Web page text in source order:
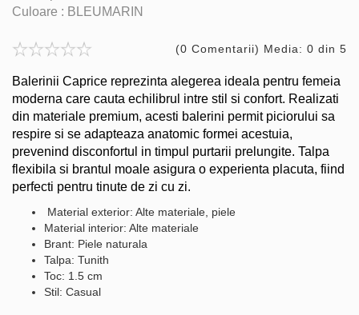
Culoare : BLEUMARIN
(0 Comentarii) Media: 0 din 5
Balerinii Caprice reprezinta alegerea ideala pentru femeia
moderna care cauta echilibrul intre stil si confort. Realizati
din materiale premium, acesti balerini permit piciorului sa
respire si se adapteaza anatomic formei acestuia,
prevenind disconfortul in timpul purtarii prelungite. Talpa
flexibila si brantul moale asigura o experienta placuta, fiind
perfecti pentru tinute de zi cu zi.
Material exterior: Alte materiale, piele
Material interior: Alte materiale
Brant: Piele naturala
Talpa: Tunith
Toc: 1.5 cm
Stil: Casual